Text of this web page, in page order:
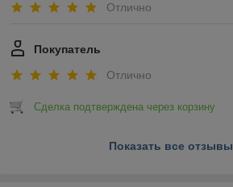
Отлично
Покупатель
Отлично
Сделка подтверждена через корзину
Показать все отзывы